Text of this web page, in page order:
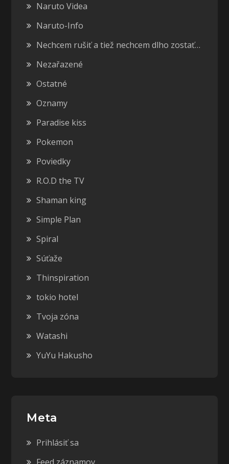
Naruto Videa
Naruto-Info
Nechcem rušiť a tiež nechcem dlho zostať…
Nezařazené
Ostatné
Oznamy
Paradise kiss
Pokemon
Poviedky
R.O.D the TV
Shaman king
Simple Plan
Spiral
Súťaže
Thinspiration
tokio hotel
Tvoja zóna
Watashi
YuYu Hakusho
Meta
Prihlásiť sa